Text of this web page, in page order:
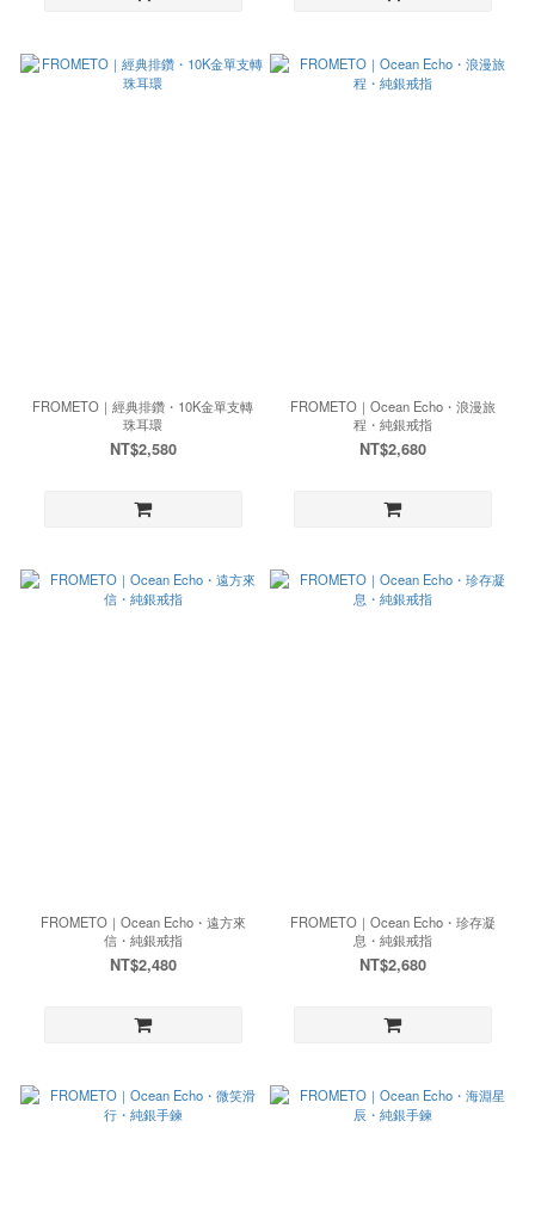
FROMETO｜經典排鑽・10K金單支轉
珠耳環
NT$2,580
FROMETO｜Ocean Echo・浪漫旅
程・純銀戒指
NT$2,680
FROMETO｜Ocean Echo・遠方來
信・純銀戒指
NT$2,480
FROMETO｜Ocean Echo・珍存凝
息・純銀戒指
NT$2,680